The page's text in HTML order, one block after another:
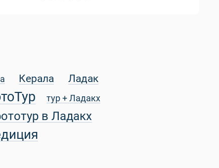
Керала Ладак
тур + Ладакх
в Ладакх